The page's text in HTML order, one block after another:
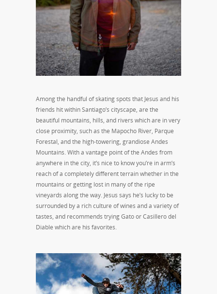
Among the handful of skating spots that Jesus and his
friends hit within Santiago’s cityscape, are the
beautiful mountains, hills, and rivers which are in very
close proximity, such as the Mapocho River, Parque
Forestal, and the high-towering, grandiose Andes
Mountains. With a vantage point of the Andes from
anywhere in the city, it’s nice to know you’re in arm’s
reach of a completely different terrain whether in the
mountains or getting lost in many of the ripe
vineyards along the way. Jesus says he’s lucky to be
surrounded by a rich culture of wines and a variety of
tastes, and recommends trying Gato or Casillero del
Diable which are his favorites.